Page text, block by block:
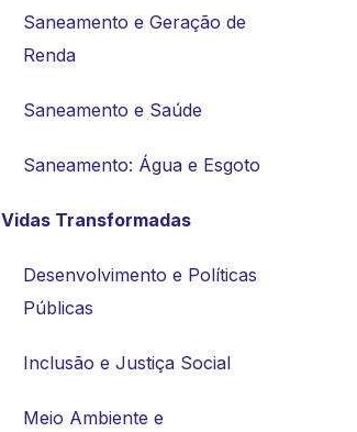
Saneamento e Geração de
Renda
Saneamento e Saúde
Saneamento: Água e Esgoto
Vidas Transformadas
Desenvolvimento e Políticas
Públicas
Inclusão e Justiça Social
Meio Ambiente e